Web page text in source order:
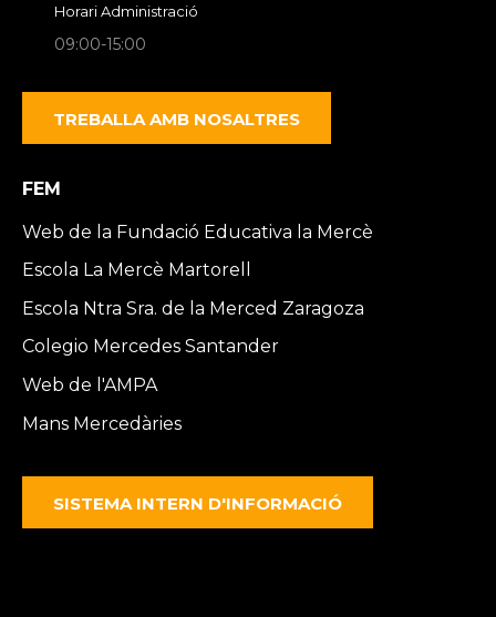
Horari Administració
09:00-15:00
TREBALLA AMB NOSALTRES
FEM
Web de la Fundació Educativa la Mercè
Escola La Mercè Martorell
Escola Ntra Sra. de la Merced Zaragoza
Colegio Mercedes Santander
Web de l'AMPA
Mans Mercedàries
SISTEMA INTERN D'INFORMACIÓ